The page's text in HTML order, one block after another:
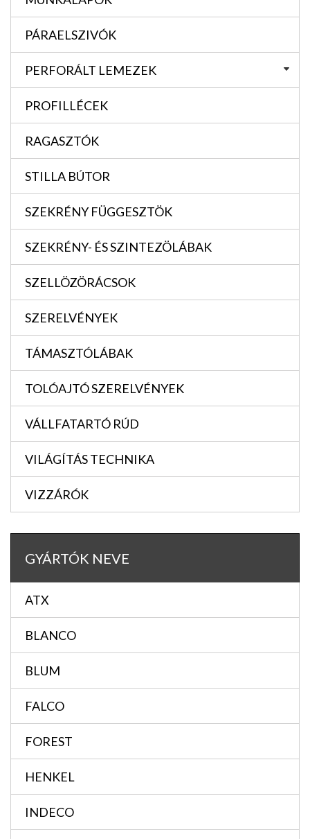
PÁRAELSZIVÓK
PERFORÁLT LEMEZEK
PROFILLÉCEK
RAGASZTÓK
STILLA BÚTOR
SZEKRÉNY FÜGGESZTÖK
SZEKRÉNY- ÉS SZINTEZÖLÁBAK
SZELLÖZÖRÁCSOK
SZERELVÉNYEK
TÁMASZTÓLÁBAK
TOLÓAJTÓ SZERELVÉNYEK
VÁLLFATARTÓ RÚD
VILÁGÍTÁS TECHNIKA
VIZZÁRÓK
GYÁRTÓK NEVE
ATX
BLANCO
BLUM
FALCO
FOREST
HENKEL
INDECO